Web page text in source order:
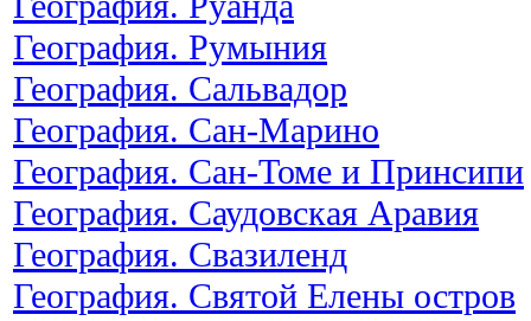
География. Румыния
География. Сальвадор
География. Сан-Марино
География. Сан-Томе и Принсипи
География. Саудовская Аравия
География. Свазиленд
География. Святой Елены остров